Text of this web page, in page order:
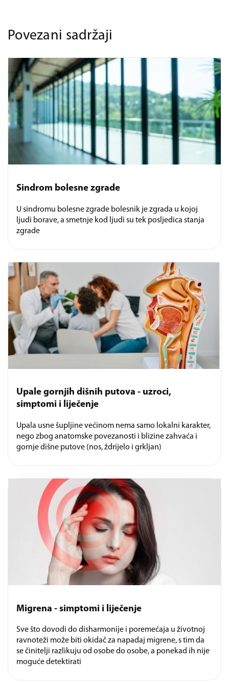
Povezani sadržaji
Sindrom bolesne zgrade
U sindromu bolesne zgrade bolesnik je zgrada u kojoj
ljudi borave, a smetnje kod ljudi su tek posljedica stanja
zgrade
Upale gornjih dišnih putova - uzroci,
simptomi i liječenje
Upala usne šupljine većinom nema samo lokalni karakter,
nego zbog anatomske povezanosti i blizine zahvaća i
gornje dišne putove (nos, ždrijelo i grkljan)
Migrena - simptomi i liječenje
Sve što dovodi do disharmonije i poremećaja u životnoj
ravnoteži može biti okidač za napadaj migrene, s tim da
se činitelji razlikuju od osobe do osobe, a ponekad ih nije
moguće detektirati